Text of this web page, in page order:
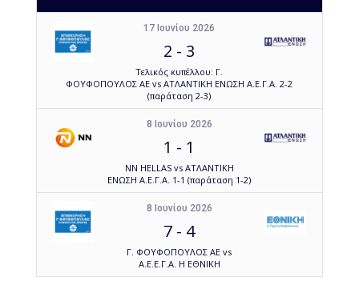
17 Ιουνίου 2026
2 - 3
Τελικός κυπέλλου: Γ.
ΦΟΥΦΟΠΟΥΛΟΣ ΑΕ vs ΑΤΛΑΝΤΙΚΗ ΕΝΩΣΗ Α.Ε.Γ.Α. 2-2
(παράταση 2-3)
8 Ιουνίου 2026
1 - 1
NN HELLAS vs ΑΤΛΑΝΤΙΚΗ
ΕΝΩΣΗ Α.Ε.Γ.Α. 1-1 (παράταση 1-2)
8 Ιουνίου 2026
7 - 4
Γ. ΦΟΥΦΟΠΟΥΛΟΣ ΑΕ vs
Α.Ε.Ε.Γ.Α. Η ΕΘΝΙΚΗ